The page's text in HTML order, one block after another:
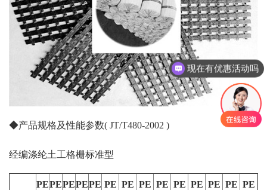
◆产品规格及性能参数( JT/T480-2002 )
经编涤纶土工格栅标准型
PEPEPEPEPE PE PE PE PE PE PE PE PE PE
现在有优惠活动吗